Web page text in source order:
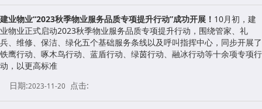
建业物业“2023秋季物业服务品质专项提升行动”成功开展！ 10月初，建
业物业正式启动2023秋季物业服务品质专项提升行动，围绕管家、礼
兵、维修、保洁、绿化五个基础服务条线以及呼叫指挥中心，同步开展了
铁鹰行动、啄木鸟行动、蓝盾行动、绿茵行动、融冰行动等十余项专项行
动，以更高标准
日期:2023-11-20 点击: